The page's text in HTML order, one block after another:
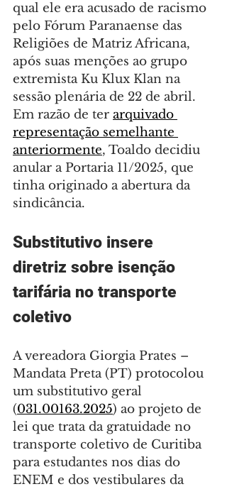
qual ele era acusado de racismo
pelo Fórum Paranaense das
Religiões de Matriz Africana,
após suas menções ao grupo
extremista Ku Klux Klan na
sessão plenária de 22 de abril.
Em razão de ter arquivado
representação semelhante
anteriormente, Toaldo decidiu
anular a Portaria 11/2025, que
tinha originado a abertura da
sindicância.
Substitutivo insere
diretriz sobre isenção
tarifária no transporte
coletivo
A vereadora Giorgia Prates –
Mandata Preta (PT) protocolou
um substitutivo geral
(031.00163.2025) ao projeto de
lei que trata da gratuidade no
transporte coletivo de Curitiba
para estudantes nos dias do
ENEM e dos vestibulares da